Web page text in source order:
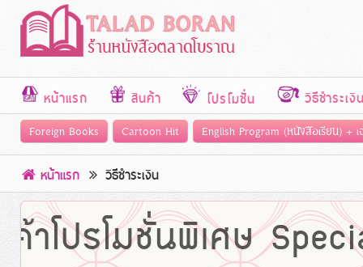
หน้าแรก สินค้า โปรโมชั่น วิธีชำระเงิ
Foreign Books Cartoon Hit English Program (หนังสือเรียน) +
หน้าแรก วิธีชำระเงิน